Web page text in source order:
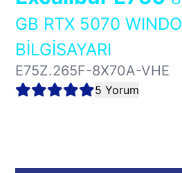
GB RTX 5070
BİLGİSAYARI
E75Z.265F-8X70A-VHE
5 Yorum